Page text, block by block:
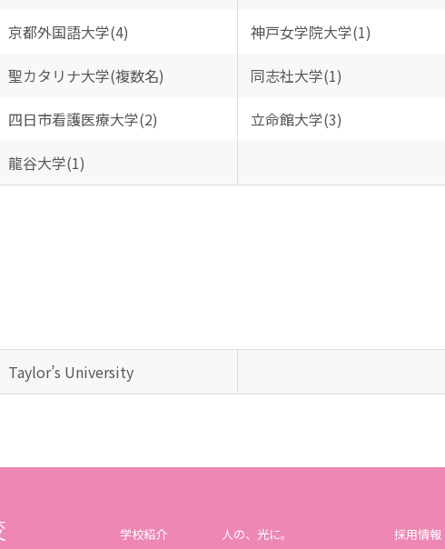
京都外国語大学(4)
神戸女学院大学(1)
聖カタリナ大学(複数名)
同志社大学(1)
四日市看護医療大学(2)
立命館大学(3)
龍谷大学(1)
Taylor’s University
学校紹介 人の、光に。 採用情報